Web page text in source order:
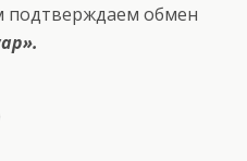
подтверждаем обмен